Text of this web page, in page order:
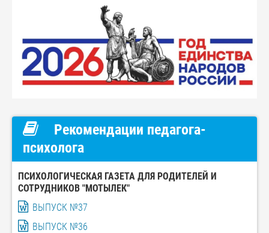
Рекомендации педагога-
психолога
ПСИХОЛОГИЧЕСКАЯ ГАЗЕТА ДЛЯ РОДИТЕЛЕЙ И
СОТРУДНИКОВ "МОТЫЛЕК"
ВЫПУСК №37
ВЫПУСК №36